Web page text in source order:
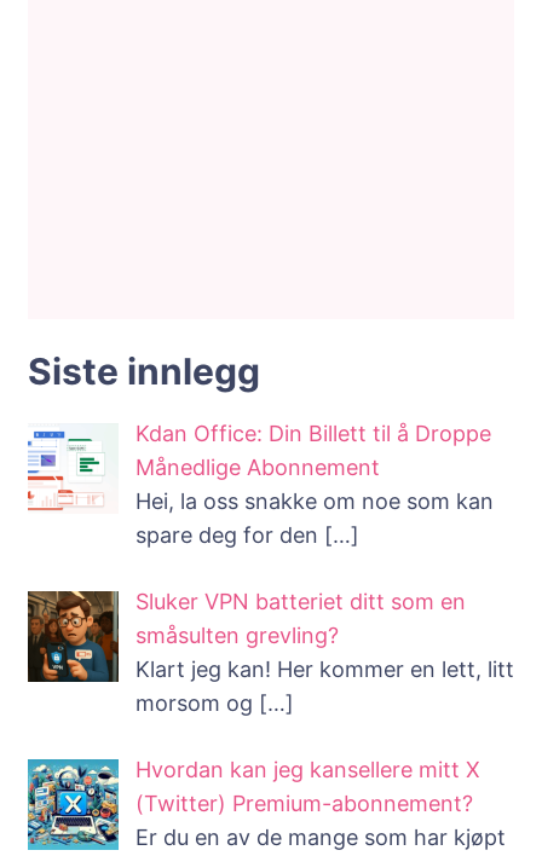
Siste innlegg
Kdan Office: Din Billett til å Droppe
Månedlige Abonnement
Hei, la oss snakke om noe som kan
spare deg for den […]
Sluker VPN batteriet ditt som en
småsulten grevling?
Klart jeg kan! Her kommer en lett, litt
morsom og […]
Hvordan kan jeg kansellere mitt X
(Twitter) Premium-abonnement?
Er du en av de mange som har kjøpt